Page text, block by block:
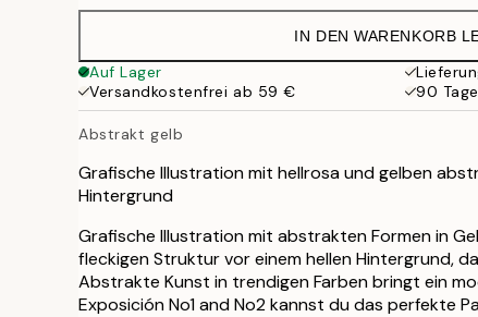
IN DEN WARENKORB
Auf Lager
Versandkostenfrei ab 59 €
90
Abstrakt gelb
Grafische Illustration mit hellrosa und gelben
Hintergrund
Grafische Illustration mit abstrakten Formen in
fleckigen Struktur vor einem hellen Hintergrund,
Abstrakte Kunst in trendigen Farben bringt ein
Exposición No1 and No2 kannst du das perfekte